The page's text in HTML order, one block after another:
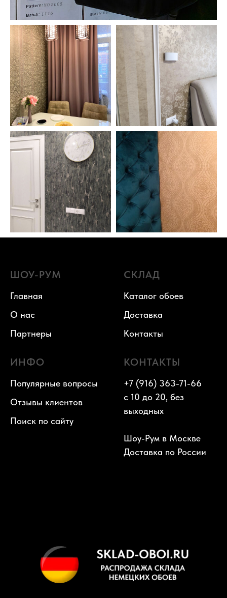
ШОУ-РУМ
Главная
О нас
Партнеры
СКЛАД
Каталог обоев
Доставка
Контакты
ИНФО
Популярные вопросы
Отзывы клиентов
Поиск по сайту
КОНТАКТЫ
+7 (916) 363-71-66
с 10 до 20, без
выходных
Шоу-Рум в Москве
Доставка по России